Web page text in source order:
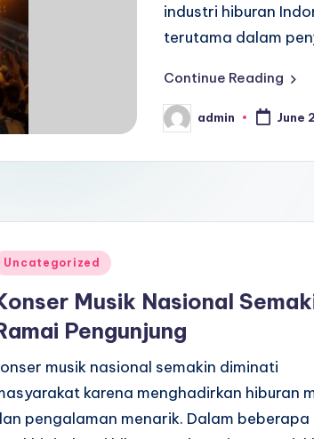
industri hiburan
terutama dalam
Continue Reading
Posted
by
admin June
Uncategorized
Musik Nasional
Pengunjung
musik nasional semakin diminati
karena menghadirkan hiburan
pengalaman menarik. Dalam beberapa